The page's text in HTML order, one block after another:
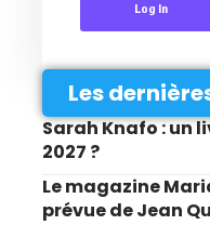
Log In
Les
Sarah Knafo : un
2027 ?
Le magazine
prévue de Jean